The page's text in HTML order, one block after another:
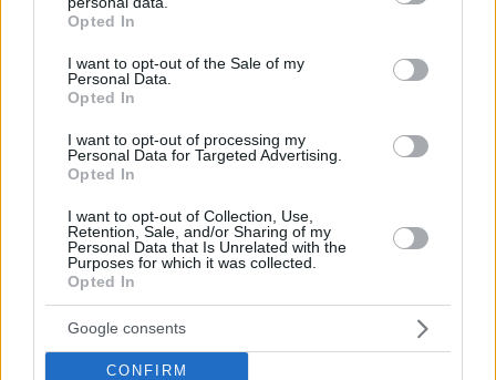
grant or deny consent to Google and its third-party tags to
use your data for below specified purposes in below Google
consent section.
Opted In
I want to opt-out of the Sale of my
Personal Data.
Opted In
I want to opt-out of processing my
Personal Data for Targeted Advertising.
Opted In
I want to opt-out of Collection, Use,
Retention, Sale, and/or Sharing of my
Personal Data that Is Unrelated with the
Purposes for which it was collected.
Opted In
Google consents
CONFIRM
ΣΧΟΛΙΑ(24)
Εξαιρετικό το my number one
29.01.2026, 22:10
ευχαριστούμε παιδια,!!!
ΑΠΑΝΤΗΣΗ
Ελενα γυναικάρα
25.05.2025, 23:56
Αν τα πόδια της με τάιζαν θα ημουν υπέρβαρος!